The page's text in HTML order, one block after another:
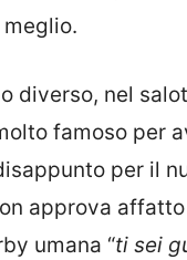
diverso, nel
famoso per
per il
approva
umana “ti sei